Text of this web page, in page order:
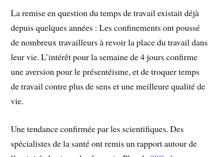
La remise en question du temps de travail existait déjà
depuis quelques années : Les confinements ont poussé
de nombreux travailleurs à revoir la place du travail dans
leur vie. L’intérêt pour la semaine de 4 jours confirme
une aversion pour le présentéisme, et de troquer temps
de travail contre plus de sens et une meilleure qualité de
vie.
Une tendance confirmée par les scientifiques. Des
spécialistes de la santé ont remis un rapport autour de